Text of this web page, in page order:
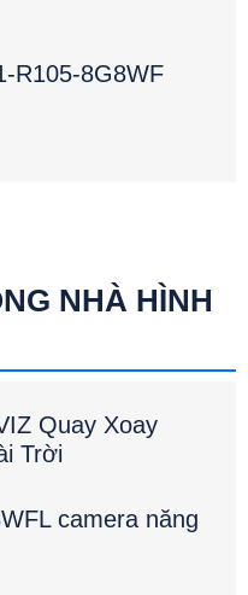
R105-8G8WF
NHÀ HÌNH
Quay Xoay
Trời
camera năng